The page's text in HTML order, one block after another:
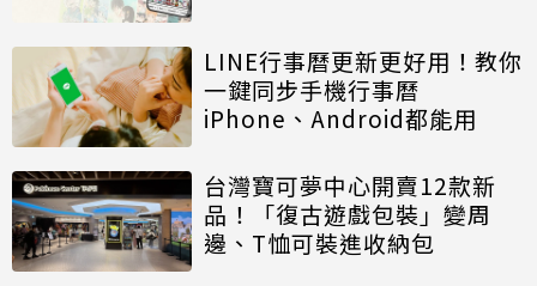
LINE行事曆更新更好用！教你
一鍵同步手機行事曆
iPhone、Android都能用
台灣寶可夢中心開賣12款新
品！「復古遊戲包裝」變周
邊、T恤可裝進收納包